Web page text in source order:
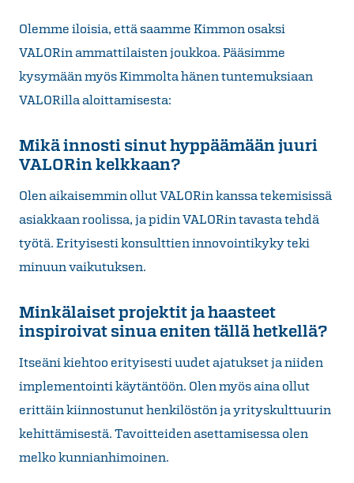
Olemme iloisia, että saamme Kimmon osaksi
VALORin ammattilaisten joukkoa. Pääsimme
kysymään myös Kimmolta hänen tuntemuksiaan
VALORilla aloittamisesta:
Mikä innosti sinut hyppäämään juuri
VALORin kelkkaan?
Olen aikaisemmin ollut VALORin kanssa tekemisissä
asiakkaan roolissa, ja pidin VALORin tavasta tehdä
työtä. Erityisesti konsulttien innovointikyky teki
minuun vaikutuksen.
Minkälaiset projektit ja haasteet
inspiroivat sinua eniten tällä hetkellä?
Itseäni kiehtoo erityisesti uudet ajatukset ja niiden
implementointi käytäntöön. Olen myös aina ollut
erittäin kiinnostunut henkilöstön ja yrityskulttuurin
kehittämisestä. Tavoitteiden asettamisessa olen
melko kunnianhimoinen.